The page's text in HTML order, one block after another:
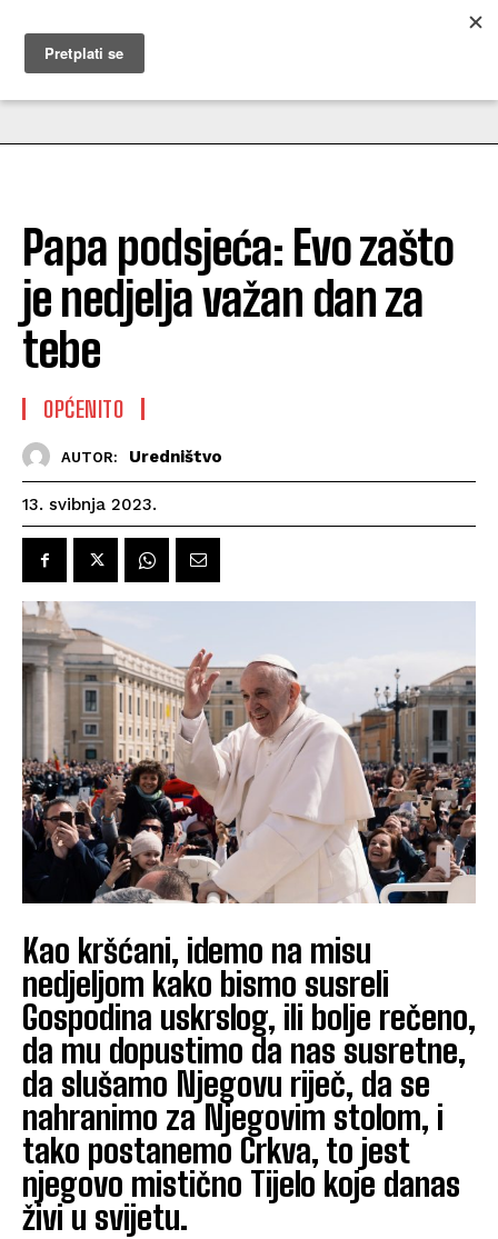
MUŽEVNI BUDITE
Papa podsjeća: Evo zašto
je nedjelja važan dan za
tebe
OPĆENITO
AUTOR: Uredništvo
13. svibnja 2023.
Kao kršćani, idemo na misu
nedjeljom kako bismo susreli
Gospodina uskrslog, ili bolje rečeno,
da mu dopustimo da nas susretne,
da slušamo Njegovu riječ, da se
nahranimo za Njegovim stolom, i
tako postanemo Crkva, to jest
njegovo mistično Tijelo koje danas
živi u svijetu.